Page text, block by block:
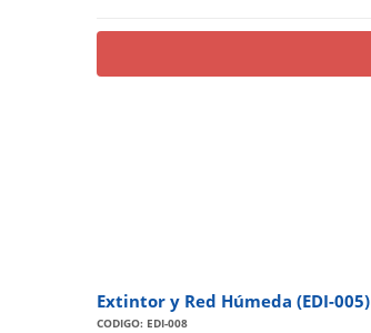
Extintor y Red Húmeda (EDI-005)
CODIGO: EDI-008